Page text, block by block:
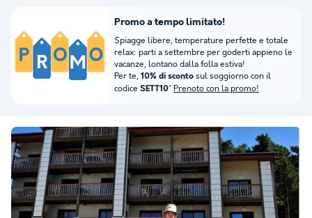
Promo a tempo limitato!
Spiagge libere, temperature perfette e totale
relax: parti a settembre per goderti appieno le
vacanze, lontano dalla folla estiva!
Per te, 10% di sconto sul soggiorno con il
codice SETT10* Prenoto con la promo!